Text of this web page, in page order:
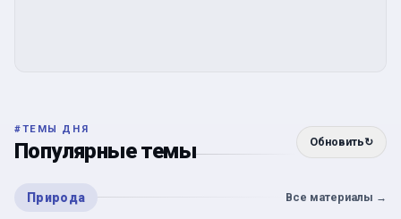
#ТЕМЫ ДНЯ
Популярные темы Обновить↻
Природа Все материалы →